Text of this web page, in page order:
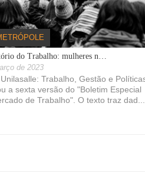
do Trabalho: mulheres n…
de 2023
Trabalho, Gestão e
a sexta versão do "Boletim Especial
de Trabalho". O texto traz dad...